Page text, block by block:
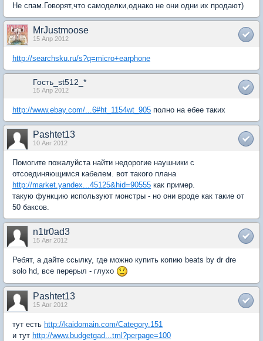
Не спам.Говорят,что самоделки,однако не они одни их продают)
MrJustmoose
15 Апр 2012
http://searchsku.ru/s?q=micro+earphone
Гость_st512_*
15 Апр 2012
http://www.ebay.com/...6#ht_1154wt_905 полно на ебее таких
Pashtet13
10 Авг 2012
Помогите пожалуйста найти недорогие наушники с
отсоединяющимся кабелем. вот такого плана
http://market.yandex...45125&hid=90555 как пример.
такую функцию используют монстры - но они вроде как такие от
50 баксов.
n1tr0ad3
15 Авг 2012
Ребят, а дайте ссылку, где можно купить копию beats by dr dre
solo hd, все перерыл - глухо
Pashtet13
15 Авг 2012
тут есть http://kaidomain.com/Category.151
и тут http://www.budgetgad...tml?perpage=100